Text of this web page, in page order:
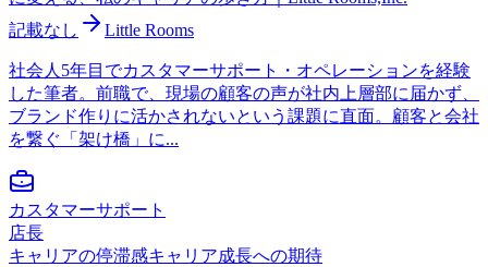
記載なし
Little Rooms
社会人5年目でカスタマーサポート・オペレーションを経験
した筆者。前職で、現場の顧客の声が社内上層部に届かず、
ブランド作りに活かされないという課題に直面。顧客と会社
を繋ぐ「架け橋」に...
カスタマーサポート
店長
キャリアの停滞感キャリア成長への期待